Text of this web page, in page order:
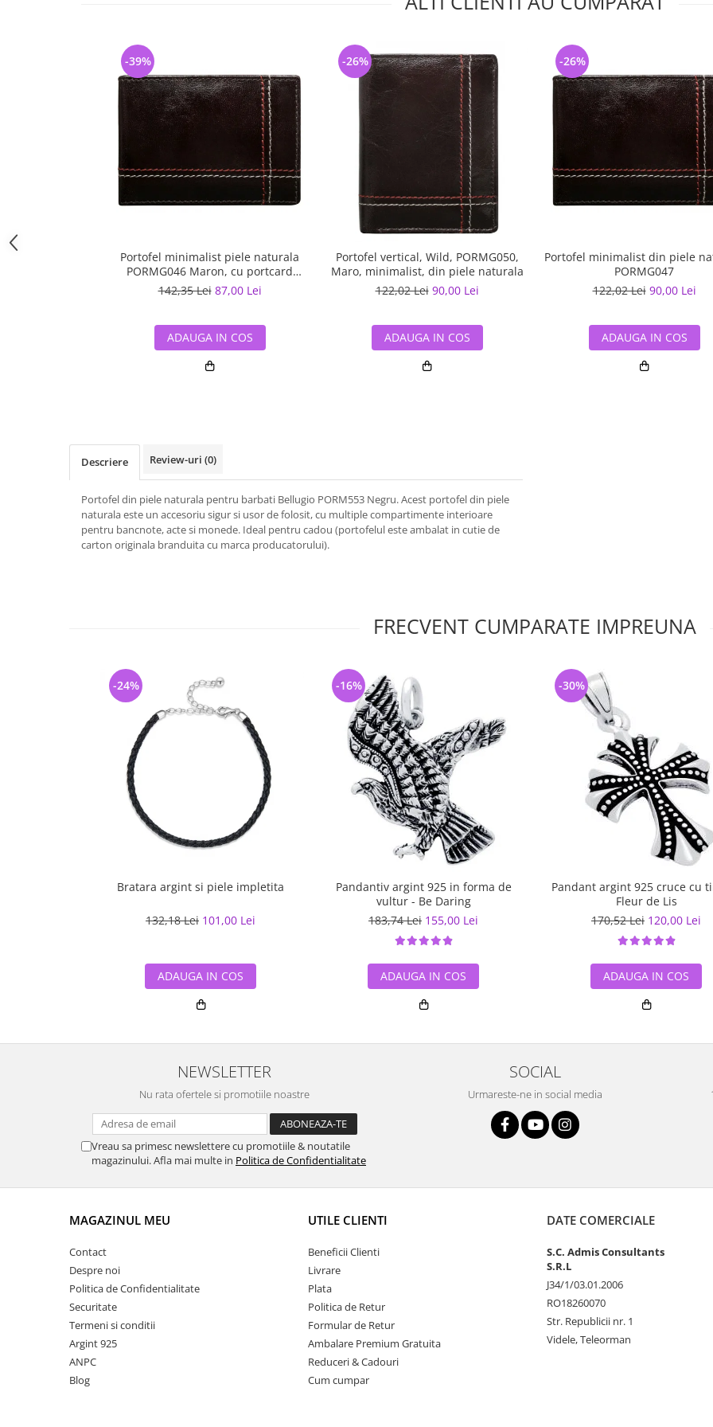
Portofel minimalist piele naturala
PORMG046 Maron, cu portcard
detasabil
142,35 Lei 87,00 Lei
-39%
ADAUGA IN COS
Portofel vertical, Wild, PORMG050,
Maro, minimalist, din piele naturala
122,02 Lei 90,00 Lei
-26%
ADAUGA IN COS
Portofel minimalist din piele
PORMG047
122,02 Lei 90,00 Lei
-26%
ADAUGA IN COS
Descriere Review-uri (0)
Portofel din piele naturala pentru barbati Bellugio PORM553 Negru. Acest portofel din piele
naturala este un accesoriu sigur si usor de folosit, cu multiple compartimente interioare
pentru bancnote, acte si monede. Ideal pentru cadou (portofelul este ambalat in cutie de
carton originala branduita cu marca producatorului).
FRECVENT CUMPARATE IMPREUNA
Bratara argint si piele impletita
132,18 Lei 101,00 Lei
-24%
ADAUGA IN COS
Pandantiv argint 925 in forma de
vultur - Be Daring
183,74 Lei 155,00 Lei
-16%
ADAUGA IN COS
Pandant argint 925 cruce cu
Fleur de Lis
170,52 Lei 120,00 Lei
-30%
ADAUGA IN COS
NEWSLETTER
Nu rata ofertele si promotiile noastre
Vreau sa primesc newslettere cu promotiile & noutatile
magazinului. Afla mai multe in Politica de Confidentialitate
SOCIAL
Urmareste-ne in social media
MAGAZINUL MEU
Contact
Despre noi
Politica de Confidentialitate
Securitate
Termeni si conditii
Argint 925
ANPC
Blog
UTILE CLIENTI
Beneficii Clienti
Livrare
Plata
Politica de Retur
Formular de Retur
Ambalare Premium Gratuita
Reduceri & Cadouri
Cum cumpar
DATE COMERCIALE
S.C. Admis Consultants
S.R.L
J34/1/03.01.2006
RO18260070
Str. Republicii nr. 1
Videle, Teleorman